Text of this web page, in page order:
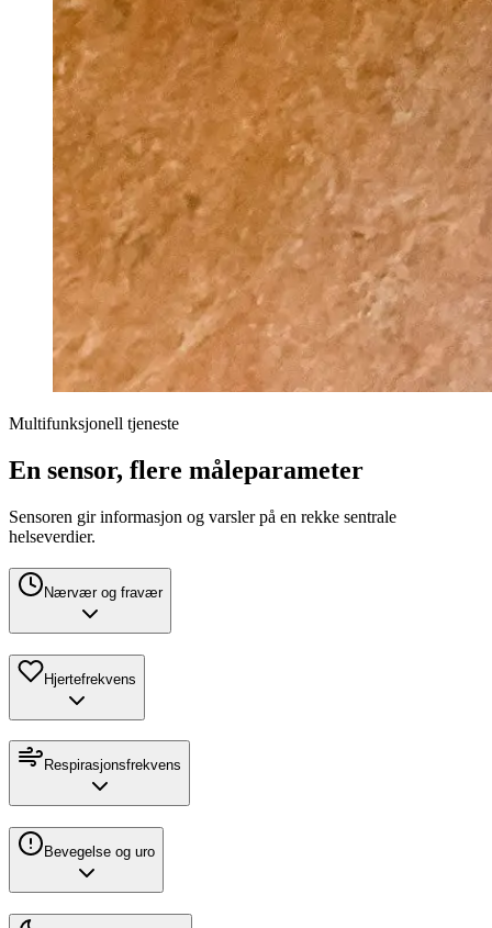
Multifunksjonell tjeneste
En sensor, flere måleparameter
Sensoren gir informasjon og varsler på en rekke sentrale
helseverdier.
Nærvær og fravær
Hjertefrekvens
Respirasjonsfrekvens
Bevegelse og uro